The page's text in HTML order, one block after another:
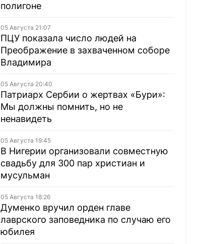
полигоне
05 Августа 21:07
ПЦУ показала число людей на
Преображение в захваченном соборе
Владимира
05 Августа 20:40
Патриарх Сербии о жертвах «Бури»:
Мы должны помнить, но не
ненавидеть
05 Августа 19:45
В Нигерии организовали совместную
свадьбу для 300 пар христиан и
мусульман
05 Августа 18:26
Думенко вручил орден главе
лаврского заповедника по случаю его
юбилея